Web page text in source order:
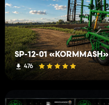
SP-12-01 «KORMMASH»
476